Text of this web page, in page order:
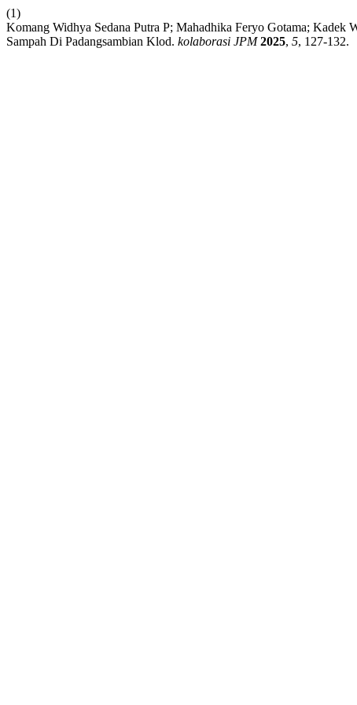
(1)
Komang Widhya Sedana Putra P; Mahadhika Feryo Gotama;
Sampah Di Padangsambian Klod. kolaborasi JPM 2025, 5, 127-132.